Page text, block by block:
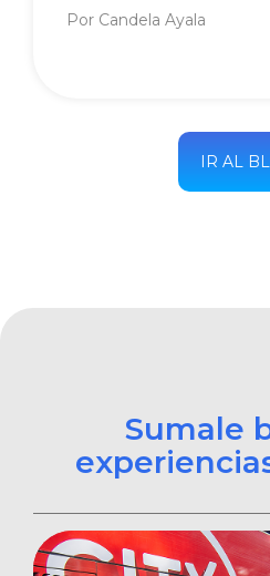
Por Candela Ayala
IR AL
Sumale